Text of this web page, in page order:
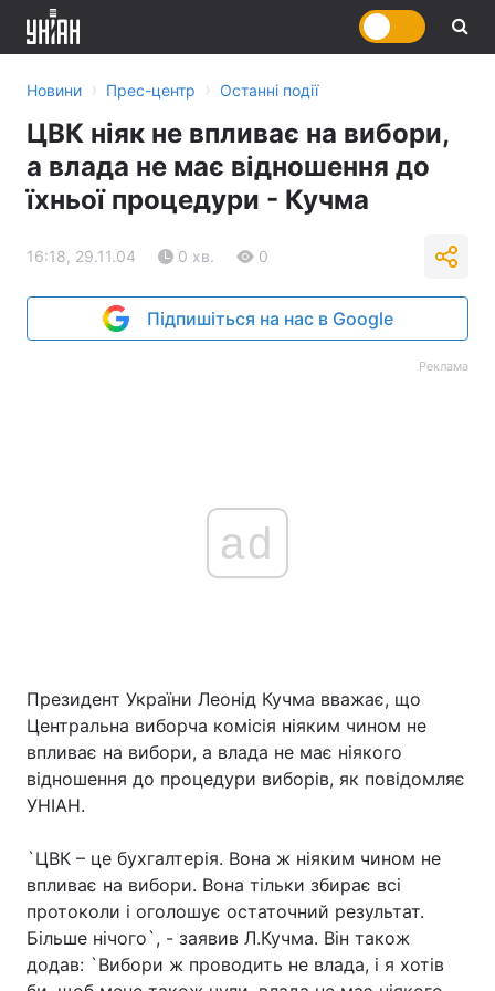
Новини › Прес-центр › Останні події
ЦВК ніяк не впливає на вибори,
а влада не має відношення до
їхньої процедури - Кучма
16:18, 29.11.04 0 хв. 0
Підпишіться на нас в Google
Реклама
ad
Президент України Леонід Кучма вважає, що
Центральна виборча комісія ніяким чином не
впливає на вибори, а влада не має ніякого
відношення до процедури виборів, як повідомляє
УНІАН.
`ЦВК – це бухгалтерія. Вона ж ніяким чином не
впливає на вибори. Вона тільки збирає всі
протоколи і оголошує остаточний результат.
Більше нічого`, - заявив Л.Кучма. Він також
додав: `Вибори ж проводить не влада, і я хотів